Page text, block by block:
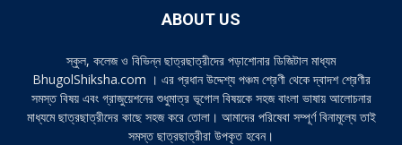
ABOUT US
স্কুল, কলেজ ও বিভিন্ন ছাত্রছাত্রীদের পড়াশোনার ডিজিটাল মাধ্যম
BhugolShiksha.com । এর প্রধান উদ্দেশ্য পঞ্চম শ্রেণী থেকে দ্বাদশ শ্রেণীর
সমস্ত বিষয় এবং গ্রাজুয়েশনের শুধুমাত্র ভূগোল বিষয়কে সহজ বাংলা ভাষায় আলোচনার
মাধ্যমে ছাত্রছাত্রীদের কাছে সহজ করে তোলা। আমাদের পরিষেবা সম্পূর্ণ বিনামূল্যে তাই
সমস্ত ছাত্রছাত্রীরা উপকৃত হবেন।